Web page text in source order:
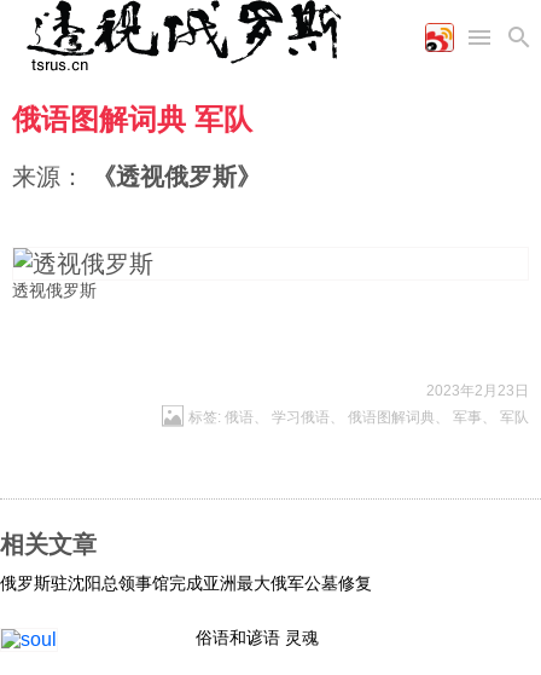
首页
国际
时政
空军
海军
经济
财经
商业
农业
科技
社会
文艺
教育
图片新闻
高清图片
图表
俄语图解词典 军队
来源： 《透视俄罗斯》
透视俄罗斯
2023年2月23日
标签: 俄语、 学习俄语、 俄语图解词典 、 军事 、 军队
相关文章
俄罗斯驻沈阳总领事馆完成亚洲最大俄军公墓修复
俗语和谚语 灵魂